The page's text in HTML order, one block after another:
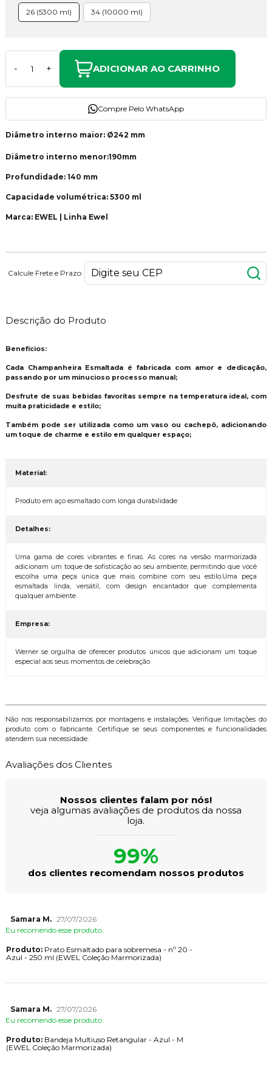
26 (5300 ml) 34 (10000 ml)
- + ADICIONAR AO CARRINHO
Compre Pelo WhatsApp
Diâmetro interno maior: Ø242 mm
Diâmetro interno menor:190mm
Profundidade: 140 mm
Capacidade volumétrica: 5300 ml
Marca: EWEL | Linha Ewel
Calcule Frete e Prazo
Descrição do Produto
Benefícios:
Cada Champanheira Esmaltada é fabricada com amor e dedicação,
passando por um minucioso processo manual;
Desfrute de suas bebidas favoritas sempre na temperatura ideal, com
muita praticidade e estilo;
Também pode ser utilizada como um vaso ou cachepô, adicionando
um toque de charme e estilo em qualquer espaço;
Material:
Produto em aço esmaltado com longa durabilidade
Detalhes:
Uma gama de cores vibrantes e finas. As cores na versão marmorizada
adicionam um toque de sofisticação ao seu ambiente, permitindo que você
escolha uma peça única que mais combine com seu estilo.Uma peça
esmaltada linda, versátil, com design encantador que complementa
qualquer ambiente
Empresa:
Werner se orgulha de oferecer produtos únicos que adicionam um toque
especial aos seus momentos de celebração
Não nos responsabilizamos por montagens e instalações. Verifique limitações do
produto com o fabricante. Certifique se seus componentes e funcionalidades
atendem sua necessidade.
Avaliações dos Clientes
Nossos clientes falam por nós!
veja algumas avaliações de produtos da nossa
loja.
99%
dos clientes recomendam nossos produtos
Samara M. 27/07/2026
Eu recomendo esse produto.
Produto:Prato Esmaltado para sobremesa - nº 20 -
Azul - 250 ml (EWEL Coleção Marmorizada)
Samara M. 27/07/2026
Eu recomendo esse produto.
Produto:Bandeja Multiuso Retangular - Azul - M
(EWEL Coleção Marmorizada)